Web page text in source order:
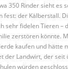
350 Rinder sieht es
fest: der Kälberstall.
sehr fidelen Tieren –
zerstören könnte.
kaufen und hätte
der Landwirt, der seit
würden